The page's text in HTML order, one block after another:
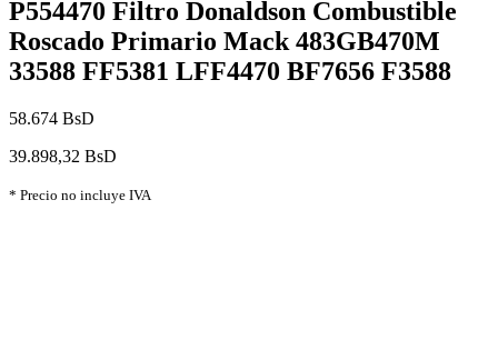
P554470 Filtro Donaldson Combustible
Roscado Primario Mack 483GB470M
33588 FF5381 LFF4470 BF7656 F3588
58.674 BsD
39.898,32 BsD
* Precio no incluye IVA